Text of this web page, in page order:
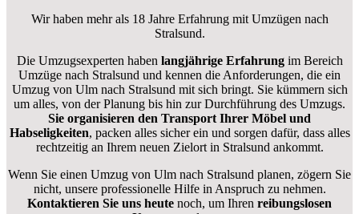
Wir haben mehr als 18 Jahre Erfahrung mit Umzügen nach
Stralsund.
Die Umzugsexperten haben langjährige Erfahrungim Bereich
Umzüge nach Stralsund und kennen die Anforderungen, die ein
Umzug von Ulm nach Stralsund mit sich bringt. Sie kümmern sich
um alles, von der Planung bis hin zur Durchführung des Umzugs.
Sie organisieren den Transport Ihrer Möbel und
Habseligkeiten, packen alles sicher ein und sorgen dafür, dass alles
rechtzeitig an Ihrem neuen Zielort in Stralsund ankommt.
Wenn Sie einen Umzug von Ulm nach Stralsund planen, zögern Sie
nicht, unsere professionelle Hilfe in Anspruch zu nehmen.
Kontaktieren Sie uns heute noch, um Ihren reibungslosen